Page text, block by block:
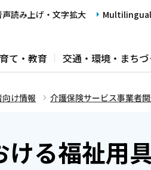
声読み上げ・文字拡大 Multilingual
て・教育 交通・環境・まちづ
け情報 介護保険サービス事業者
る福祉用